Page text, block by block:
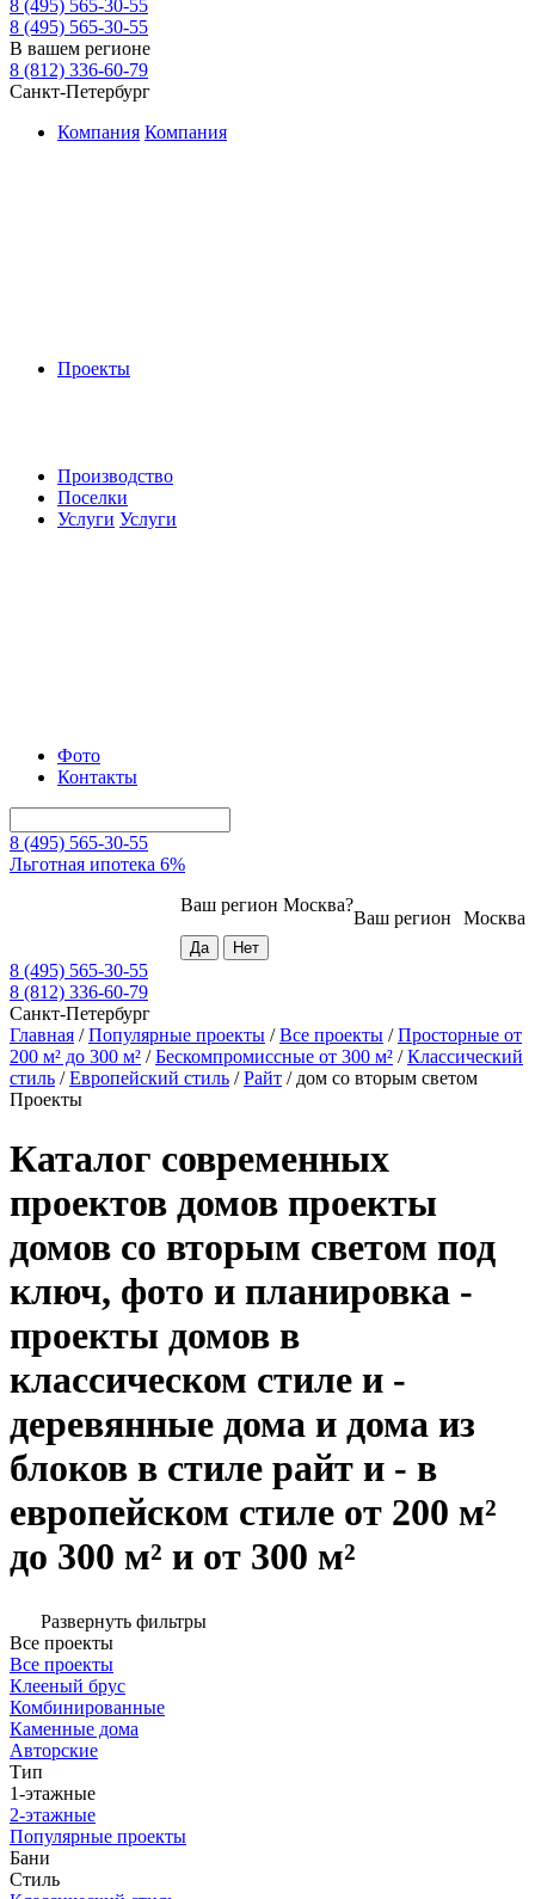
8 (495) 565-30-55
8 (495) 565-30-55
В вашем регионе
8 (812) 336-60-79
Санкт-Петербург
Компания Компания
Проекты
Производство
Поселки
Услуги Услуги
Фото
Контакты
8 (495) 565-30-55
Льготная ипотека 6%
Москва
Ваш регион
Ваш регион Москва?
8 (495) 565-30-55
8 (812) 336-60-79
Санкт-Петербург
Главная /Популярные проекты /Все проекты /Просторные от
200 м² до 300 м² /Бескомпромиссные от 300 м² /Классический
стиль /Европейский стиль /Райт / дом со вторым светом
Проекты
Каталог современных
проектов домов проекты
домов со вторым светом под
ключ, фото и планировка -
проекты домов в
классическом стиле и -
деревянные дома и дома из
блоков в стиле райт и - в
европейском стиле от 200 м²
до 300 м² и от 300 м²
Развернуть фильтры
Все проекты
Все проекты
Клееный брус
Комбинированные
Каменные дома
Авторские
Тип
1-этажные
2-этажные
Популярные проекты
Бани
Стиль